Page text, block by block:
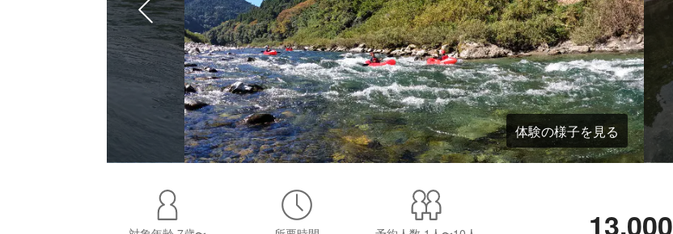
体験の様子を見る
13,000